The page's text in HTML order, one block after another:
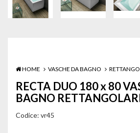
HOME VASCHE DA BAGNO
RECTA DUO 180 x 80
BAGNO
Codice: vr45